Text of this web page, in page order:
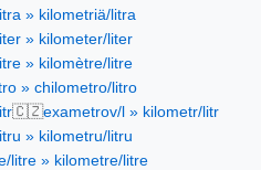
» kilometriä/litra
» kilometer/liter
» kilomètre/litre
» chilometro/litro
🇨🇿exametrov/l » kilometr/litr
» kilometru/litru
litre » kilometre/litre